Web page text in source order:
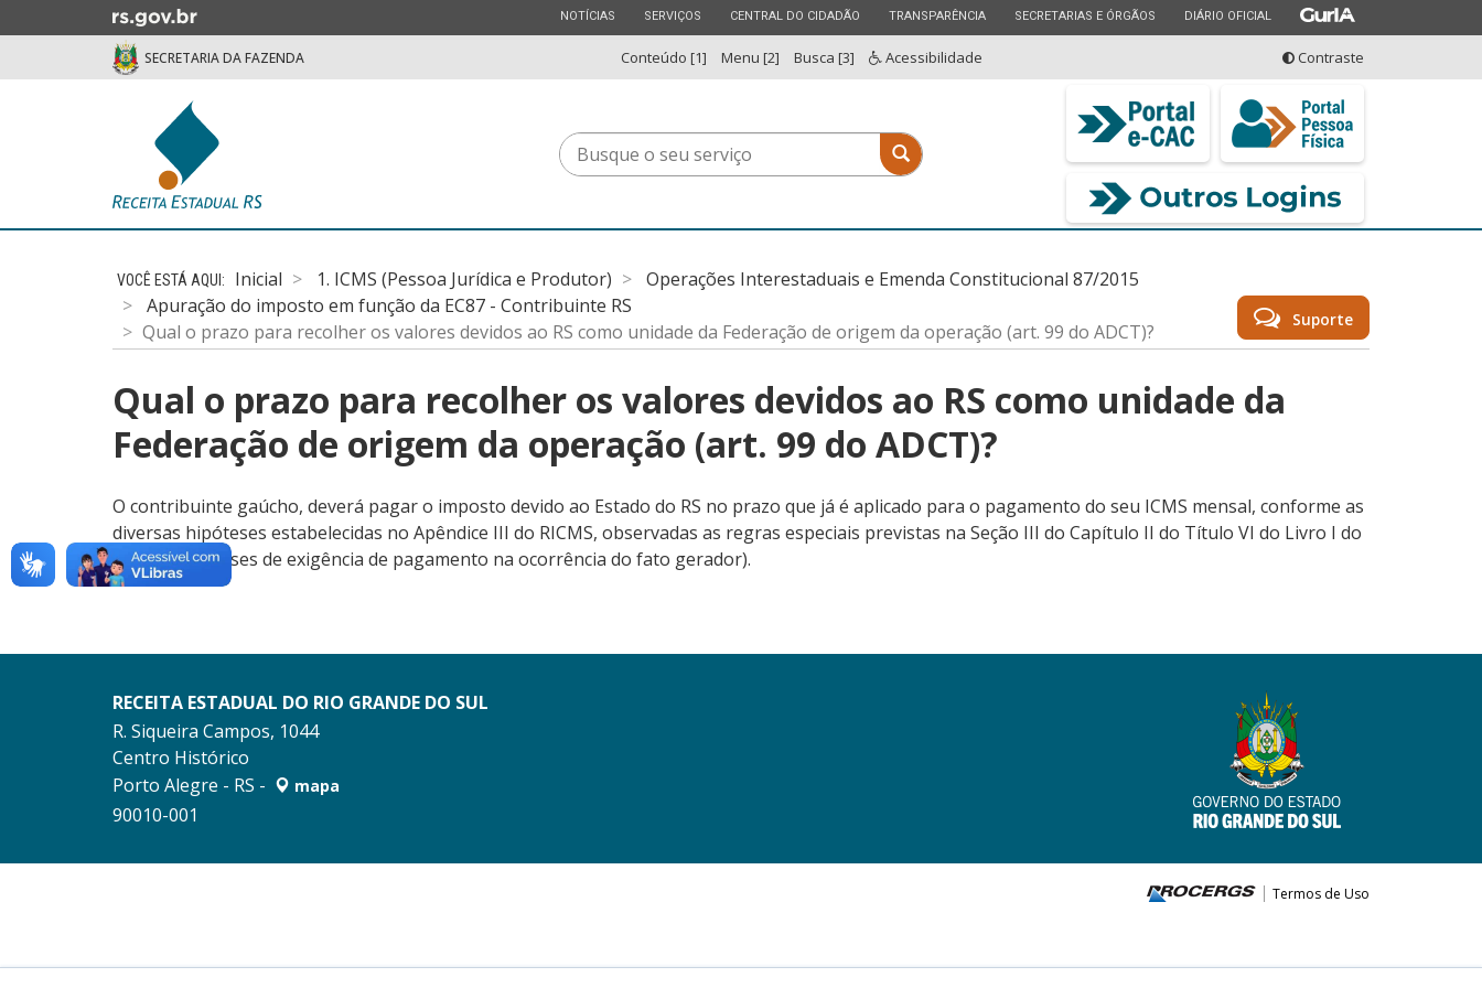
para
Ir
ESTADO
NOTÍCIAS ESTADO
SERVIÇOS ESTADO
CENTRAL DO CIDADÃO ESTADO
TRANSPARÊNCIA ESTADO
SECRETARIAS E ÓRGÃOS ESTADO
DIÁRIO OFICIAL ESTADO
SECRETARIA DA FAZENDA Conteúdo [1] Menu [2] Busca [3] Acessibilidade Contraste
Busque
o
serviço
Busque o seu serviço
Inicial 1. ICMS (Pessoa Jurídica e Produtor)
Operações Interestaduais e Emenda Constitucional 87/2015
Apuração do imposto em função da EC87 - Contribuinte RS
Qual o prazo para recolher os valores devidos ao RS como unidade da Federação de origem da operação (art. 99 do ADCT)?
Suporte
Qual o prazo para recolher os valores devidos ao RS como unidade da
Federação de origem da operação (art. 99 do ADCT)?
O contribuinte gaúcho, deverá pagar o imposto devido ao Estado do RS no prazo que já é aplicado para o pagamento do seu ICMS mensal, conforme as
diversas hipóteses estabelecidas no Apêndice III do RICMS, observadas as regras especiais previstas na Seção III do Capítulo II do Título VI do Livro I do
RICMS (hipóteses de exigência de pagamento na ocorrência do fato gerador).
RECEITA ESTADUAL DO RIO GRANDE DO SUL
R. Siqueira Campos, 1044
Centro Histórico
Porto Alegre - RS -
mapa
90010-001
Termos de Uso